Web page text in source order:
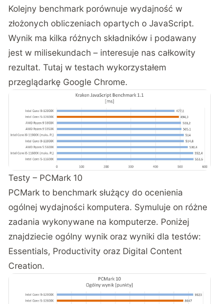
Kolejny benchmark porównuje wydajność w
złożonych obliczeniach opartych o JavaScript.
Wynik ma kilka różnych składników i podawany
jest w milisekundach – interesuje nas całkowity
rezultat. Tutaj w testach wykorzystałem
przeglądarkę Google Chrome.
Testy – PCMark 10
PCMark to benchmark służący do ocenienia
ogólnej wydajności komputera. Symuluje on różne
zadania wykonywane na komputerze. Poniżej
znajdziecie ogólny wynik oraz wyniki dla testów:
Essentials, Productivity oraz Digital Content
Creation.